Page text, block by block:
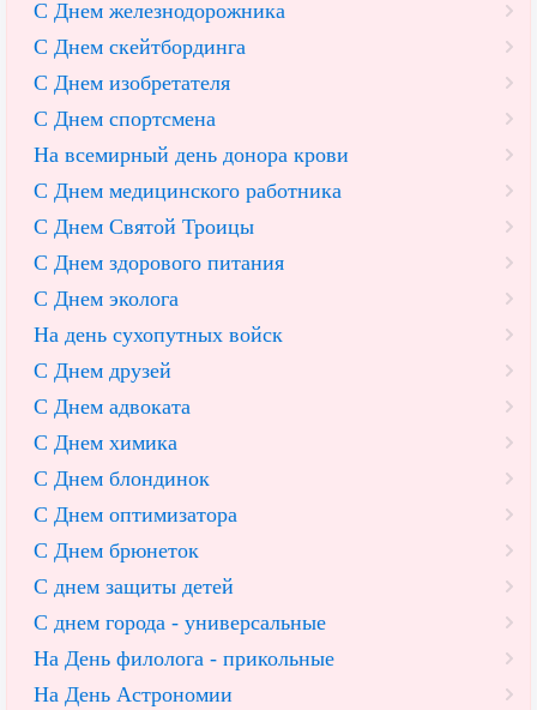
С Днем железнодорожника
С Днем скейтбординга
С Днем изобретателя
С Днем спортсмена
На всемирный день донора крови
С Днем медицинского работника
С Днем Святой Троицы
С Днем здорового питания
С Днем эколога
На день сухопутных войск
С Днем друзей
С Днем адвоката
С Днем химика
С Днем блондинок
С Днем оптимизатора
С Днем брюнеток
С днем защиты детей
С днем города - универсальные
На День филолога - прикольные
На День Астрономии